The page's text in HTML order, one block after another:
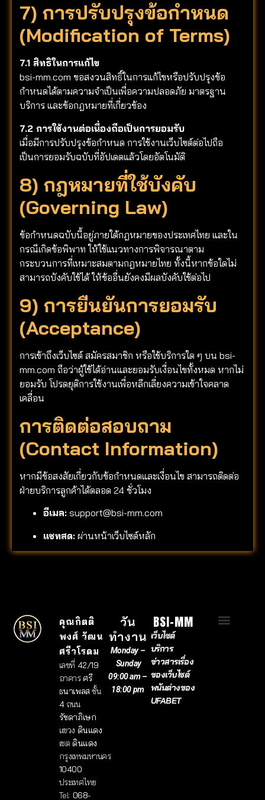
7) การปรับปรุงข้อกำหนด
(Modification of Terms)
7.1 สิทธิในการแก้ไข
bsi-mm.com ขอสงวนสิทธิ์ในการแก้ไขหรือปรับปรุงข้อ
กำหนดได้ตามความจำเป็นเพื่อความปลอดภัย มาตรฐาน
บริการ และข้อกฎหมายที่เกี่ยวข้อง
7.2 การใช้งานต่อเนื่องถือเป็นการยอมรับ
เมื่อมีการปรับปรุงข้อกำหนด การใช้งานเว็บไซต์ต่อไปถือ
เป็นการยอมรับฉบับที่อัปเดตแล้วโดยอัตโนมัติ
8) กฎหมายที่ใช้บังคับ
(Governing Law)
ข้อกำหนดฉบับนี้อยู่ภายใต้กฎหมายของประเทศไทย และใน
กรณีเกิดข้อพิพาท ให้ใช้แนวทางการพิจารณาตาม
กระบวนการที่เหมาะสมตามกฎหมายไทย ทั้งนี้หากข้อใดไม่
สามารถบังคับใช้ได้ ให้ข้ออื่นยังคงมีผลบังคับใช้ต่อไป
9) การยืนยันการยอมรับ
(Acceptance)
การเข้าถึงเว็บไซต์ สมัครสมาชิก หรือใช้บริการใด ๆ บน bsi-
mm.com ถือว่าผู้ใช้ได้อ่านและยอมรับเงื่อนไขทั้งหมด หากไม่
ยอมรับ โปรดยุติการใช้งานเพื่อหลีกเลี่ยงความเข้าใจคลาด
เคลื่อน
การติดต่อสอบถาม
(Contact Information)
หากมีข้อสงสัยเกี่ยวกับข้อกำหนดและเงื่อนไข สามารถติดต่อ
ฝ่ายบริการลูกค้าได้ตลอด 24 ชั่วโมง
อีเมล: support@bsi-mm.com
แชทสด: ผ่านหน้าเว็บไซต์หลัก
คุณกิตติ
พงศ์ วัฒน
ศรีวโรดม
เลขที่ 42/19
อาคาร ศรี
ธนาเพลสชั้น
4ถนน
รัชดาภิเษก
แขวง ดินแดง
เขต ดินแดง
กรุงเทพมหานคร
10400
ประเทศไทย
Tel: 068-
วัน
ทำงาน
Monday –
Sunday
09:00 am –
18:00 pm
BSI-MM
เว็บไซต์
บริการ
ข่าวสารเรื่อง
ของเว็บไซต์
พนันต่างของ
UFABET